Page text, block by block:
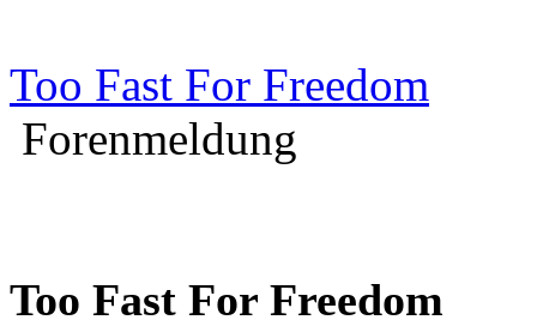
Too Fast For Freedom
Forenmeldung
Too Fast For Freedom